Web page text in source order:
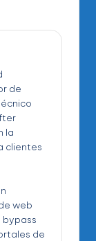
de
la
clientes
web
bypass
de